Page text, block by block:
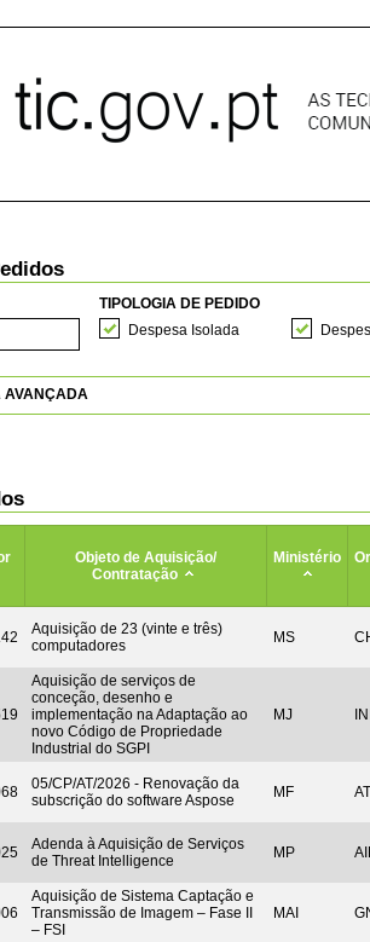
TIPOLOGIA DE PEDIDO
Despesa Isolada
AVANÇADA
Objeto de Aquisição/
Contratação
Ministério
Aquisição de 23 (vinte e três)
computadores
MS
Aquisição de serviços de
conceção, desenho e
implementação na Adaptação ao
novo Código de Propriedade
Industrial do SGPI
MJ
05/CP/AT/2026 - Renovação da
subscrição do software Aspose
MF AT
Adenda à Aquisição de Serviços
de Threat Intelligence
MP
Aquisição de Sistema Captação e
Transmissão de Imagem – Fase II
– FSI
MAI